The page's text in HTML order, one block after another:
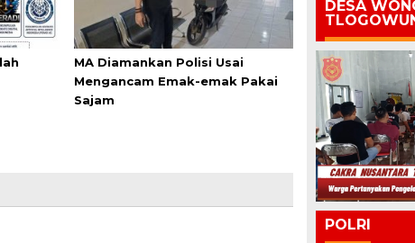
MA Diamankan Polisi Usai
Mengancam Emak-emak Pakai
Sajam
DESA
POLRI